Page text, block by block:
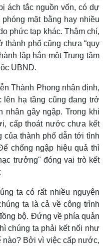
Tỷ giá
Chứng khoán
Giá cà phê
ách tắc nguồn vốn, có dự
mặt bằng hay nhiều
phức tạp khác. Thậm chí,
thành phố cũng chưa “quy
lập hẳn một Trung tâm
UBND.
Thành Phong nhận định,
hạ tầng cũng đang trở
nhân gây ngập. Trong khi
cấp thoát nước chưa kết
thành phố dẫn tới tình
chống ngập hiệu quả thì
trưởng" đóng vai trò kết
ta có rất nhiều nguyên
ta là cả về công trình
bộ. Đứng về phía quản
chúng ta phải kết nối như
nào? Bởi vì việc cấp nước,